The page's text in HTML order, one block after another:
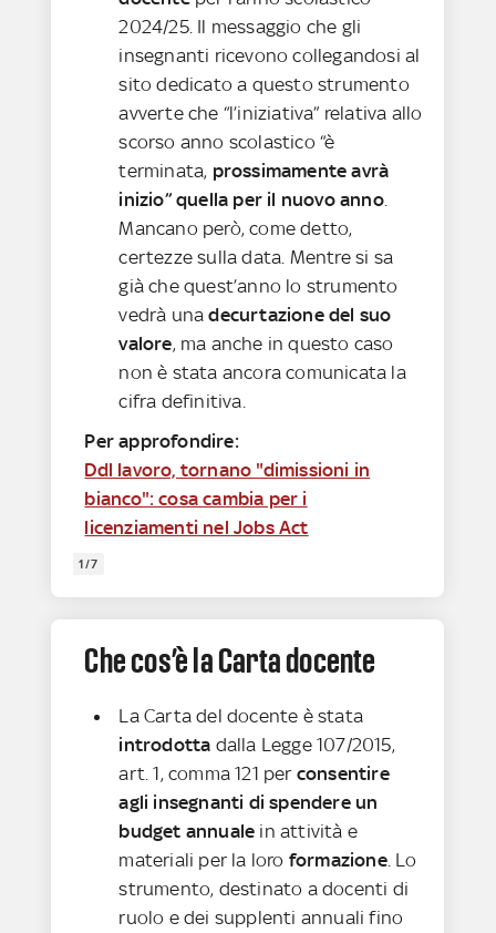
2024/25. Il messaggio che gli
insegnanti ricevono collegandosi al
sito dedicato a questo strumento
avverte che “l’iniziativa” relativa allo
scorso anno scolastico “è
terminata, prossimamente avrà
inizio” quella per il nuovo anno.
Mancano però, come detto,
certezze sulla data. Mentre si sa
già che quest’anno lo strumento
vedrà unadecurtazione del suo
valore, ma anche in questo caso
non è stata ancora comunicata la
cifra definitiva.
Per approfondire:
Ddl lavoro, tornano "dimissioni in
bianco": cosa cambia per i
licenziamenti nel Jobs Act
1/7
Che cos’è la Carta docente
La Carta del docente è stata
introdotta dalla Legge 107/2015,
art. 1, comma 121 per consentire
agli insegnanti di spendere un
budget annuale in attività e
materiali per la loro formazione. Lo
strumento, destinato a docenti di
ruolo e dei supplenti annuali fino